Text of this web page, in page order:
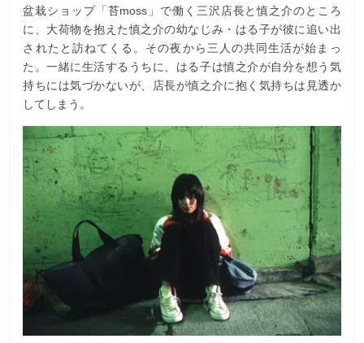
盆栽ショップ「苔moss」で働く三沢店長と慎之介のところ
に、大荷物を抱えた慎之介の幼なじみ・はる子が彼に追い出
されたと訪ねてくる。その夜から三人の共同生活が始まっ
た。一緒に生活するうちに、はる子は慎之介が自分を想う気
持ちには気づかないが、店長が慎之介に抱く気持ちは見透か
してしまう。